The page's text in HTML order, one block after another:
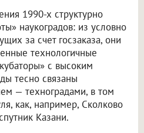
1990-х структурно
наукоградов: из условно
за счет госзаказа, они
технологичные
с высоким
тесно связаны
— техноградами, в том
как, например, Сколково
Казани.